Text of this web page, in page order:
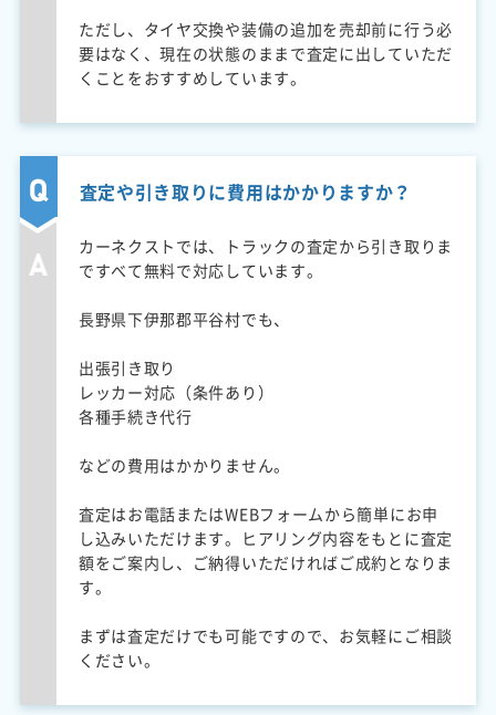
ただし、タイヤ交換や装備の追加を売却前に行う必
要はなく、現在の状態のままで査定に出していただ
くことをおすすめしています。
査定や引き取りに費用はかかりますか？
カーネクストでは、トラックの査定から引き取りま
ですべて無料で対応しています。
長野県下伊那郡平谷村でも、
出張引き取り
レッカー対応（条件あり）
各種手続き代行
などの費用はかかりません。
査定はお電話またはWEBフォームから簡単にお申
し込みいただけます。ヒアリング内容をもとに査定
額をご案内し、ご納得いただければご成約となりま
す。
まずは査定だけでも可能ですので、お気軽にご相談
ください。